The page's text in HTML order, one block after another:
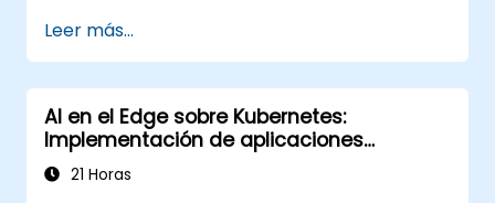
proceso de seguridad, escalado y monitoreo
de un clúster de Kubernetes.
Docker.
Configurar un clúster de Docker y
Kubernetes.
Utilizar Kubernetes para implementar y
gestionar una aplicación web en clúster.
Garantizar la seguridad, escalar y
Leer más...
AI en el Edge sobre Kubernetes:
Implementación de aplicaciones
inteligentes en el borde
21 Horas